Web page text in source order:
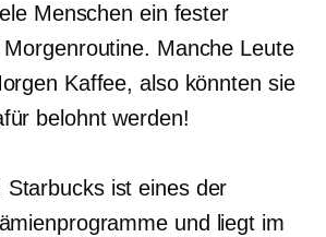
Menschen ein fester
Manche Leute
Kaffee, also könnten sie
belohnt werden!
Starbucks ist eines der
und liegt im